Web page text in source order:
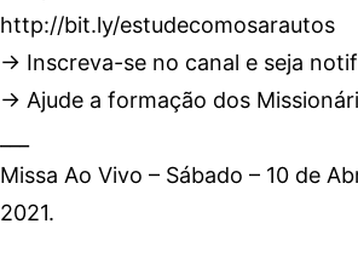
http://bit.ly/estudecomosarautos
→ Inscreva-se no canal e seja
→ Ajude a formação dos
Missa Ao Vivo – Sábado – 10 de
2021.